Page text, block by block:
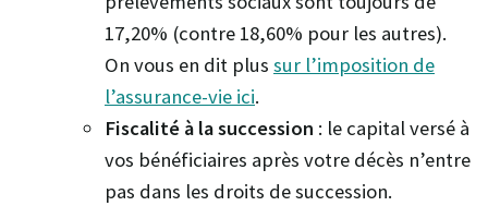
17,20% (contre 18,60% pour les autres).
On vous en dit plus sur l’imposition de
l’assurance-vie ici.
Fiscalité à la succession : le capital versé à
vos bénéficiaires après votre décès n’entre
pas dans les droits de succession.